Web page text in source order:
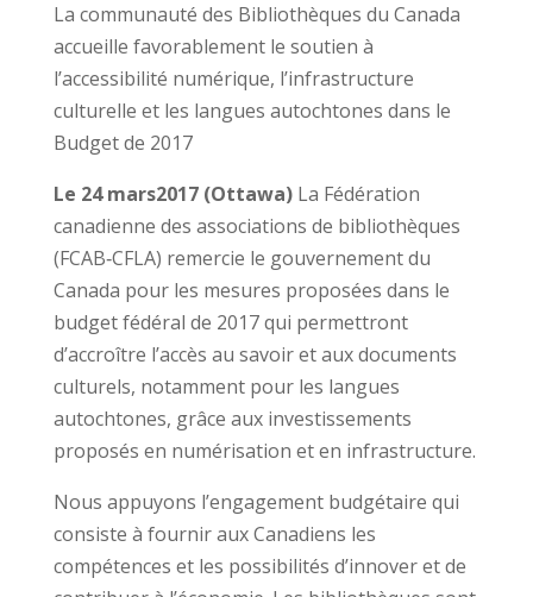
La communauté des Bibliothèques du Canada
accueille favorablement le soutien à
l’accessibilité numérique, l’infrastructure
culturelle et les langues autochtones dans le
Budget de 2017
Le 24 mars2017 (Ottawa)La Fédération
canadienne des associations de bibliothèques
(FCAB‑CFLA) remercie le gouvernement du
Canada pour les mesures proposées dans le
budget fédéral de 2017 qui permettront
d’accroître l’accès au savoir et aux documents
culturels, notamment pour les langues
autochtones, grâce aux investissements
proposés en numérisation et en infrastructure.
Nous appuyons l’engagement budgétaire qui
consiste à fournir aux Canadiens les
compétences et les possibilités d’innover et de